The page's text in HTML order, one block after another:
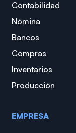
Contabilidad
Nómina
Bancos
Compras
Inventarios
Producción
EMPRESA